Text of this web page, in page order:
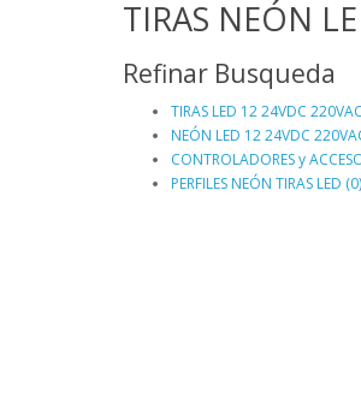
TIRAS NEÓN
Refinar Busqueda
TIRAS LED 12 24VDC
NEÓN LED 12 24VDC
CONTROLADORES y
PERFILES NEÓN TIRAS LED (0)